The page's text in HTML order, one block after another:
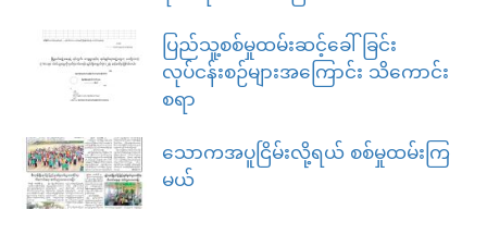
ပြည်သူ့စစ်မှုထမ်းဆင့်ခေါ်ခြင်း
လုပ်ငန်းစဉ်များအကြောင်း သိကောင်း
စရာ
သောကအပူငြိမ်းလို့ရယ် စစ်မှုထမ်းကြ
မယ်